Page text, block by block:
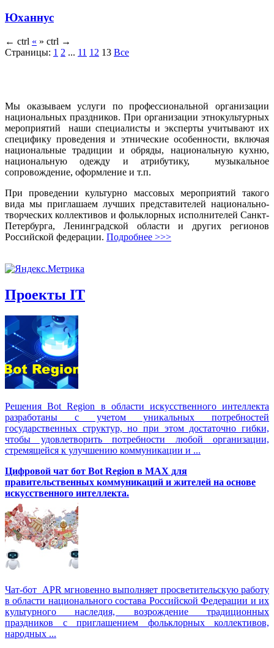
Юханнус
← ctrl « » ctrl →
Страницы: 1 2 ... 11 12 13 Все
Мы оказываем услуги по профессиональной организации
национальных праздников. При организации этнокультурных
мероприятий наши специалисты и эксперты учитывают их
специфику проведения и этнические особенности, включая
национальные традиции и обряды, национальную кухню,
национальную одежду и атрибутику, музыкальное
сопровождение, оформление и т.п.
При проведении культурно массовых мероприятий такого
вида мы приглашаем лучших представителей национально-
творческих коллективов и фольклорных исполнителей Санкт-
Петербурга, Ленинградской области и других регионов
Российской федерации. Подробнее >>>
Проекты IT
Решения Вot Region в области искусственного интеллекта
разработаны с учетом уникальных потребностей
государственных структур, но при этом достаточно гибки,
чтобы удовлетворить потребности любой организации,
стремящейся к улучшению коммуникации и ...
Цифровой чат бот Вot Region в MAX для
правительственных коммуникаций и жителей на основе
искусственного интеллекта.
Чат-бот APR мгновенно выполняет просветительскую работу
в области национального состава Российской Федерации и их
культурного наследия, возрождение традиционных
праздников с приглашением фольклорных коллективов,
народных ...